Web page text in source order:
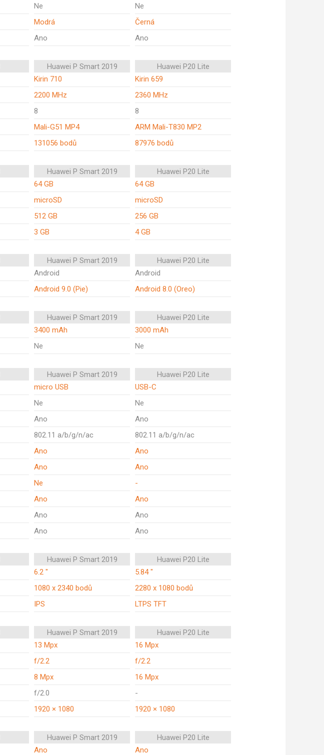
Ne
Ne
Modrá
Černá
Ano Ano
Huawei P Smart 2019
Huawei P20 Lite
Kirin 710
Kirin 659
2200 MHz
2360 MHz
8
8
Mali-G51 MP4
ARM Mali-T830 MP2
131056 bodů 87976 bodů
Huawei P Smart 2019
Huawei P20 Lite
64 GB
64 GB
microSD
microSD
512 GB
256 GB
3 GB 4 GB
Huawei P Smart 2019
Huawei P20 Lite
Android
Android
Android 9.0 (Pie) Android 8.0 (Oreo)
Huawei P Smart 2019
Huawei P20 Lite
3400 mAh
3000 mAh
Ne Ne
Huawei P Smart 2019
Huawei P20 Lite
micro USB
USB-C
Ne
Ne
Ano
Ano
802.11 a/b/g/n/ac
802.11 a/b/g/n/ac
Ano
Ano
Ano
Ano
Ne
-
Ano
Ano
Ano
Ano
Ano Ano
Huawei P Smart 2019
Huawei P20 Lite
6.2 "
5.84 "
1080 x 2340 bodů
2280 x 1080 bodů
IPS LTPS TFT
Huawei P Smart 2019
Huawei P20 Lite
13 Mpx
16 Mpx
f/2.2
f/2.2
8 Mpx
16 Mpx
f/2.0
-
1920 × 1080 1920 × 1080
Huawei P Smart 2019
Huawei P20 Lite
Ano Ano